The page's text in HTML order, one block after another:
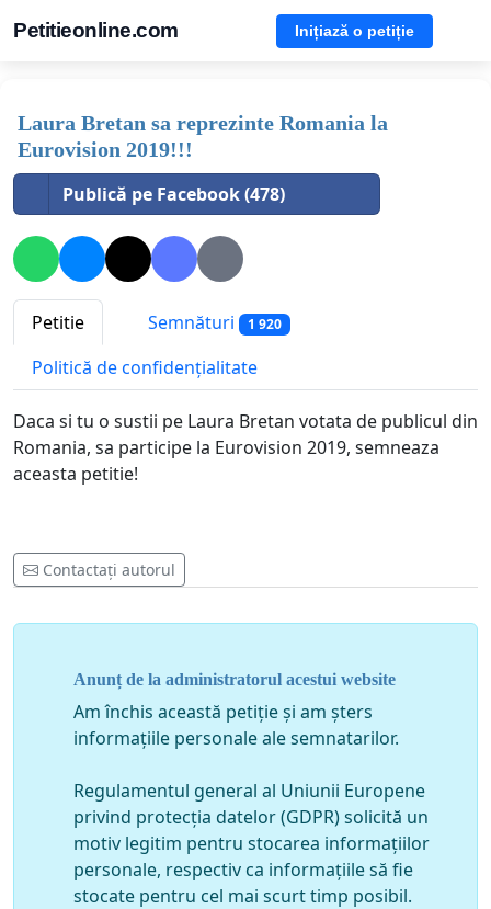
Petitieonline.com Inițiază o petiție
Laura Bretan sa reprezinte Romania la
Eurovision 2019!!!
Publică pe Facebook (478)
Petitie Semnături 1 920
Politică de confidențialitate
Daca si tu o sustii pe Laura Bretan votata de publicul din
Romania, sa participe la Eurovision 2019, semneaza
aceasta petitie!
Contactați autorul
Anunț de la administratorul acestui website
Am închis această petiție și am șters
informațiile personale ale semnatarilor.
Regulamentul general al Uniunii Europene
privind protecția datelor (GDPR) solicită un
motiv legitim pentru stocarea informațiilor
personale, respectiv ca informațiile să fie
stocate pentru cel mai scurt timp posibil.